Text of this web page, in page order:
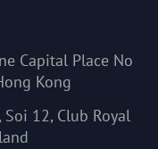
Capital Place No
Kong
12, Club Royal